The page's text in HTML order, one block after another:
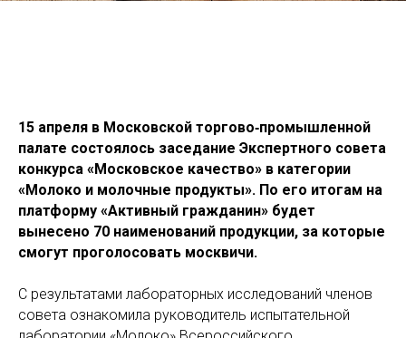
15 апреля в Московской торгово‑промышленной
палате состоялось заседание Экспертного совета
конкурса «Московское качество» в категории
«Молоко и молочные продукты». По его итогам на
платформу «Активный гражданин» будет
вынесено 70 наименований продукции, за которые
смогут проголосовать москвичи.
С результатами лабораторных исследований членов
совета ознакомила руководитель испытательной